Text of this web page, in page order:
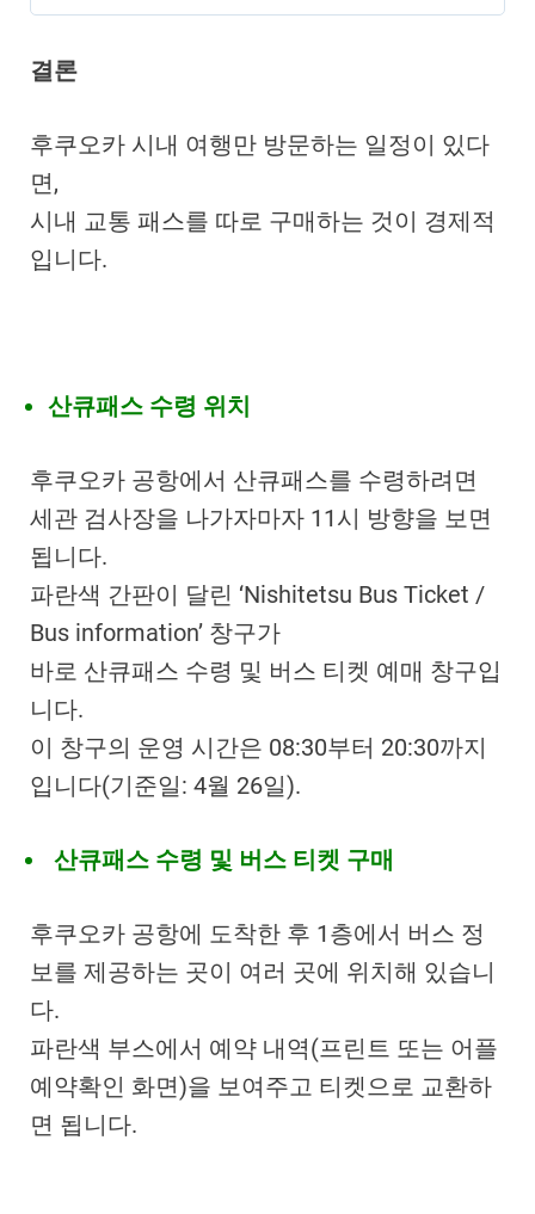
결론
후쿠오카 시내 여행만 방문하는 일정이 있다
면,
시내 교통 패스를 따로 구매하는 것이 경제적
입니다.
산큐패스 수령 위치
후쿠오카 공항에서 산큐패스를 수령하려면
세관 검사장을 나가자마자 11시 방향을 보면
됩니다.
파란색 간판이 달린 ‘Nishitetsu Bus Ticket /
Bus information’ 창구가
바로 산큐패스 수령 및 버스 티켓 예매 창구입
니다.
이 창구의 운영 시간은 08:30부터 20:30까지
입니다(기준일: 4월 26일).
산큐패스 수령 및 버스 티켓 구매
후쿠오카 공항에 도착한 후 1층에서 버스 정
보를 제공하는 곳이 여러 곳에 위치해 있습니
다.
파란색 부스에서 예약 내역(프린트 또는 어플
예약확인 화면)을 보여주고 티켓으로 교환하
면 됩니다.